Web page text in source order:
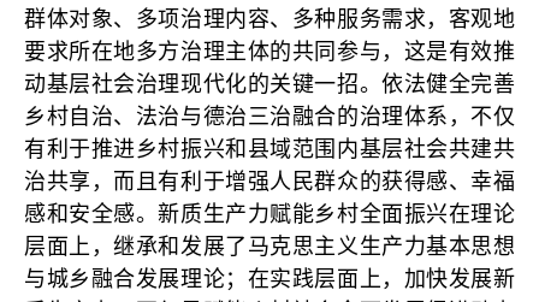
群体对象、多项治理内容、多种服务需求，客观地
要求所在地多方治理主体的共同参与，这是有效推
动基层社会治理现代化的关键一招。依法健全完善
乡村自治、法治与德治三治融合的治理体系，不仅
有利于推进乡村振兴和县域范围内基层社会共建共
治共享，而且有利于增强人民群众的获得感、幸福
感和安全感。新质生产力赋能乡村全面振兴在理论
层面上，继承和发展了马克思主义生产力基本思想
与城乡融合发展理论；在实践层面上，加快发展新